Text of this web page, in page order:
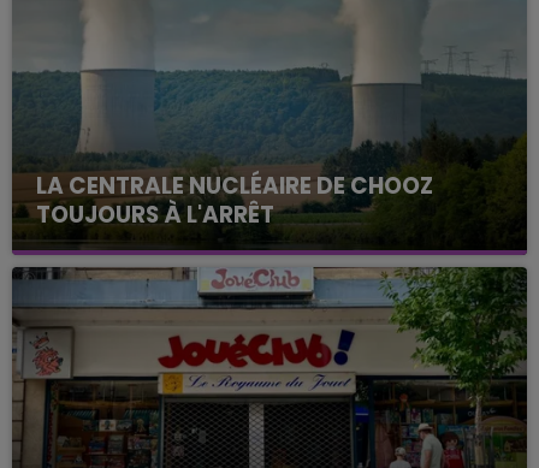
LA CENTRALE NUCLÉAIRE DE CHOOZ
TOUJOURS À L'ARRÊT
Cela fait déjà une semaine que la centrale
nucléaire ardennaise est à l'arrêt. Une situation
justifiée par la sécheresse intense qui est toujours
présente.